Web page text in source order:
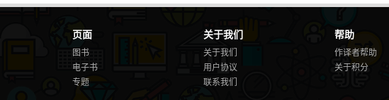
内存层次结构
Mach 虚拟内存
堆和栈
栈分配
使用malloc()进行堆分配
页面
图书
电子书
专题
关于我们
关于我们
用户协议
联系我们
帮助
作译者帮助
关于积分